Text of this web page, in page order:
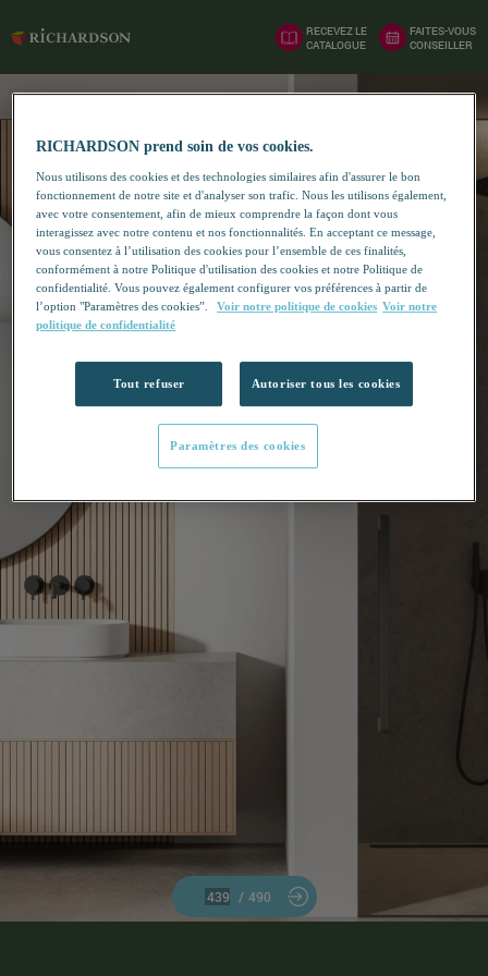
RECEVEZ LE
CATALOGUE
FAITES-VOUS
CONSEILLER
/ 490
RICHARDSON prend soin de vos cookies.
Nous utilisons des cookies et des technologies similaires afin d'assurer le bon
fonctionnement de notre site et d'analyser son trafic. Nous les utilisons également,
avec votre consentement, afin de mieux comprendre la façon dont vous
interagissez avec notre contenu et nos fonctionnalités. En acceptant ce message,
vous consentez à l’utilisation des cookies pour l’ensemble de ces finalités,
conformément à notre Politique d'utilisation des cookies et notre Politique de
confidentialité. Vous pouvez également configurer vos préférences à partir de
l’option "Paramètres des cookies”.
Voir notre politique de cookies Voir notre
politique de confidentialité
Tout refuser Autoriser tous les cookies
Paramètres des cookies